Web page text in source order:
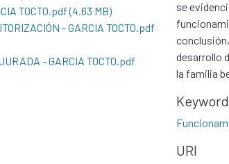
TOCTO.pdf(4.63 MB)
- GARCIA TOCTO.pdf
- GARCIA TOCTO.pdf
se
desarrollo
la familia
URI